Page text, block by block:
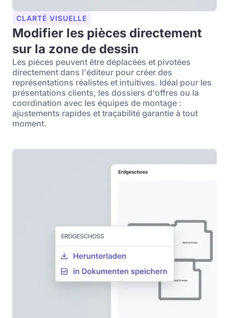
CLARTÉ VISUELLE
Modifier les pièces directement
sur la zone de dessin
Les pièces peuvent être déplacées et pivotées
directement dans l'éditeur pour créer des
représentations réalistes et intuitives. Idéal pour les
présentations clients, les dossiers d'offres ou la
coordination avec les équipes de montage :
ajustements rapides et traçabilité garantie à tout
moment.